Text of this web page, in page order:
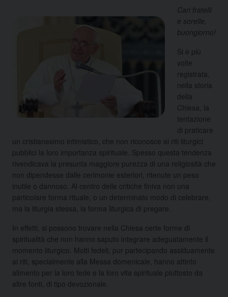
Cari fratelli
e sorelle,
buongiorno!
Si è più
volte
registrata,
nella storia
della
Chiesa, la
tentazione
di praticare
un cristianesimo intimistico, che non riconosce ai riti liturgici
pubblici la loro importanza spirituale. Spesso questa tendenza
rivendicava la presunta maggiore purezza di una religiosità che
non dipendesse dalle cerimonie esteriori, ritenute un peso
inutile o dannoso. Al centro delle critiche finiva non una
particolare forma rituale, o un determinato modo di celebrare,
ma la liturgia stessa, la forma liturgica di pregare.
In effetti, si possono trovare nella Chiesa certe forme di
spiritualità che non hanno saputo integrare adeguatamente il
momento liturgico. Molti fedeli, pur partecipando assiduamente
ai riti, specialmente alla Messa domenicale, hanno attinto
alimento per la loro fede e la loro vita spirituale piuttosto da
altre fonti, di tipo devozionale.